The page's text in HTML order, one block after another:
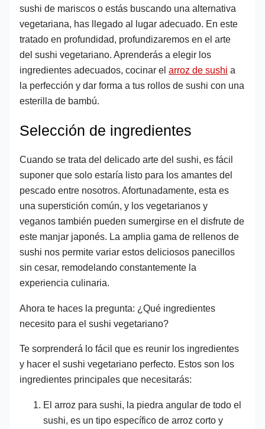
sushi de mariscos o estás buscando una alternativa
vegetariana, has llegado al lugar adecuado. En este
tratado en profundidad, profundizaremos en el arte
del sushi vegetariano. Aprenderás a elegir los
ingredientes adecuados, cocinar elarroz de sushi a
la perfección y dar forma a tus rollos de sushi con una
esterilla de bambú.
Selección de ingredientes
Cuando se trata del delicado arte del sushi, es fácil
suponer que solo estaría listo para los amantes del
pescado entre nosotros. Afortunadamente, esta es
una superstición común, y los vegetarianos y
veganos también pueden sumergirse en el disfrute de
este manjar japonés. La amplia gama de rellenos de
sushi nos permite variar estos deliciosos panecillos
sin cesar, remodelando constantemente la
experiencia culinaria.
Ahora te haces la pregunta: ¿Qué ingredientes
necesito para el sushi vegetariano?
Te sorprenderá lo fácil que es reunir los ingredientes
y hacer el sushi vegetariano perfecto. Estos son los
ingredientes principales que necesitarás:
El arroz para sushi, la piedra angular de todo el
sushi, es un tipo específico de arroz corto y